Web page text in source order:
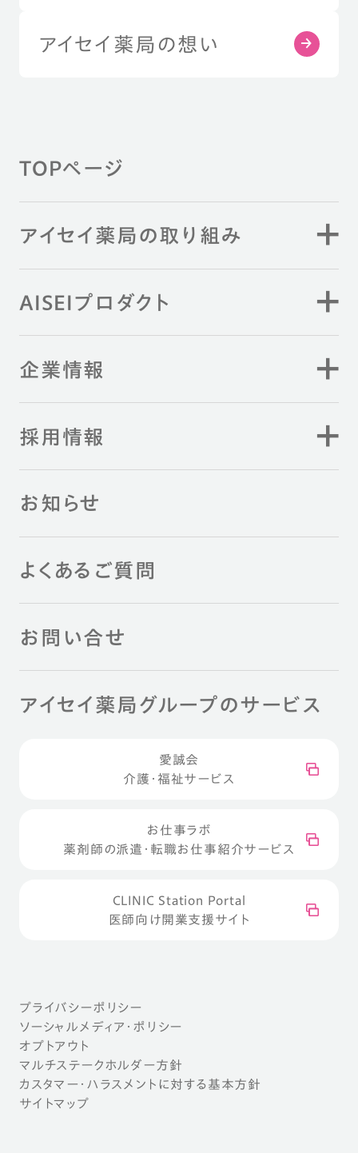
アイセイ薬局の想い
TOPページ
アイセイ薬局の取り組み
AISEIプロダクト
企業情報
採用情報
お知らせ
よくあるご質問
お問い合せ
アイセイ薬局グループのサービス
愛誠会
介護・福祉サービス
お仕事ラボ
薬剤師の派遣・転職お仕事紹介サービス
CLINIC Station Portal
医師向け開業支援サイト
プライバシーポリシー
ソーシャルメディア・ポリシー
オプトアウト
マルチステークホルダー方針
カスタマー・ハラスメントに対する基本方針
サイトマップ